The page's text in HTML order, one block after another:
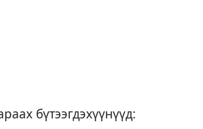
бүтээгдэхүүнүүд: